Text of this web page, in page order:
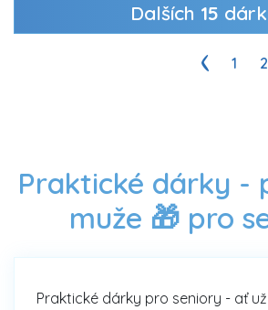
Dalších 15
1 2
Praktické dárky -
muže 🎁 pro
Praktické dárky pro seniory - ať